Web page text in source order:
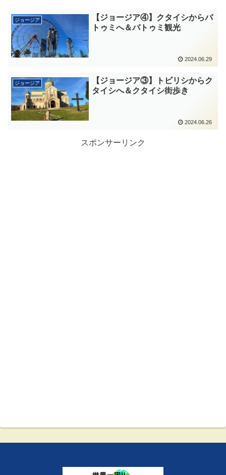
ジョージア
【ジョージア④】クタイシからバ
トゥミへ＆バトゥミ観光
2024.06.29
ジョージア
【ジョージア③】トビリシからク
タイシへ＆クタイシ街歩き
2024.06.26
スポンサーリンク